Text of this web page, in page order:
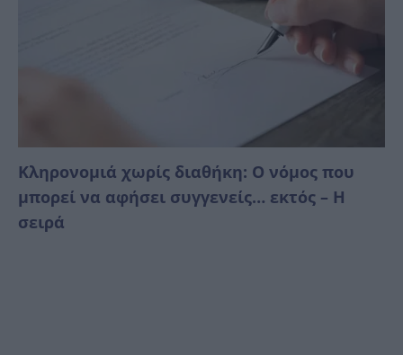
Κληρονομιά χωρίς διαθήκη: Ο νόμος που
μπορεί να αφήσει συγγενείς… εκτός – Η
σειρά